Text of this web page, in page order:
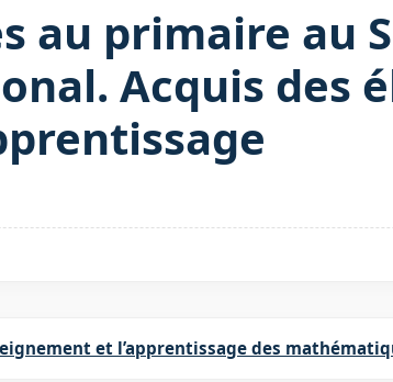
au primaire au
Acquis des
et l’apprentissage des